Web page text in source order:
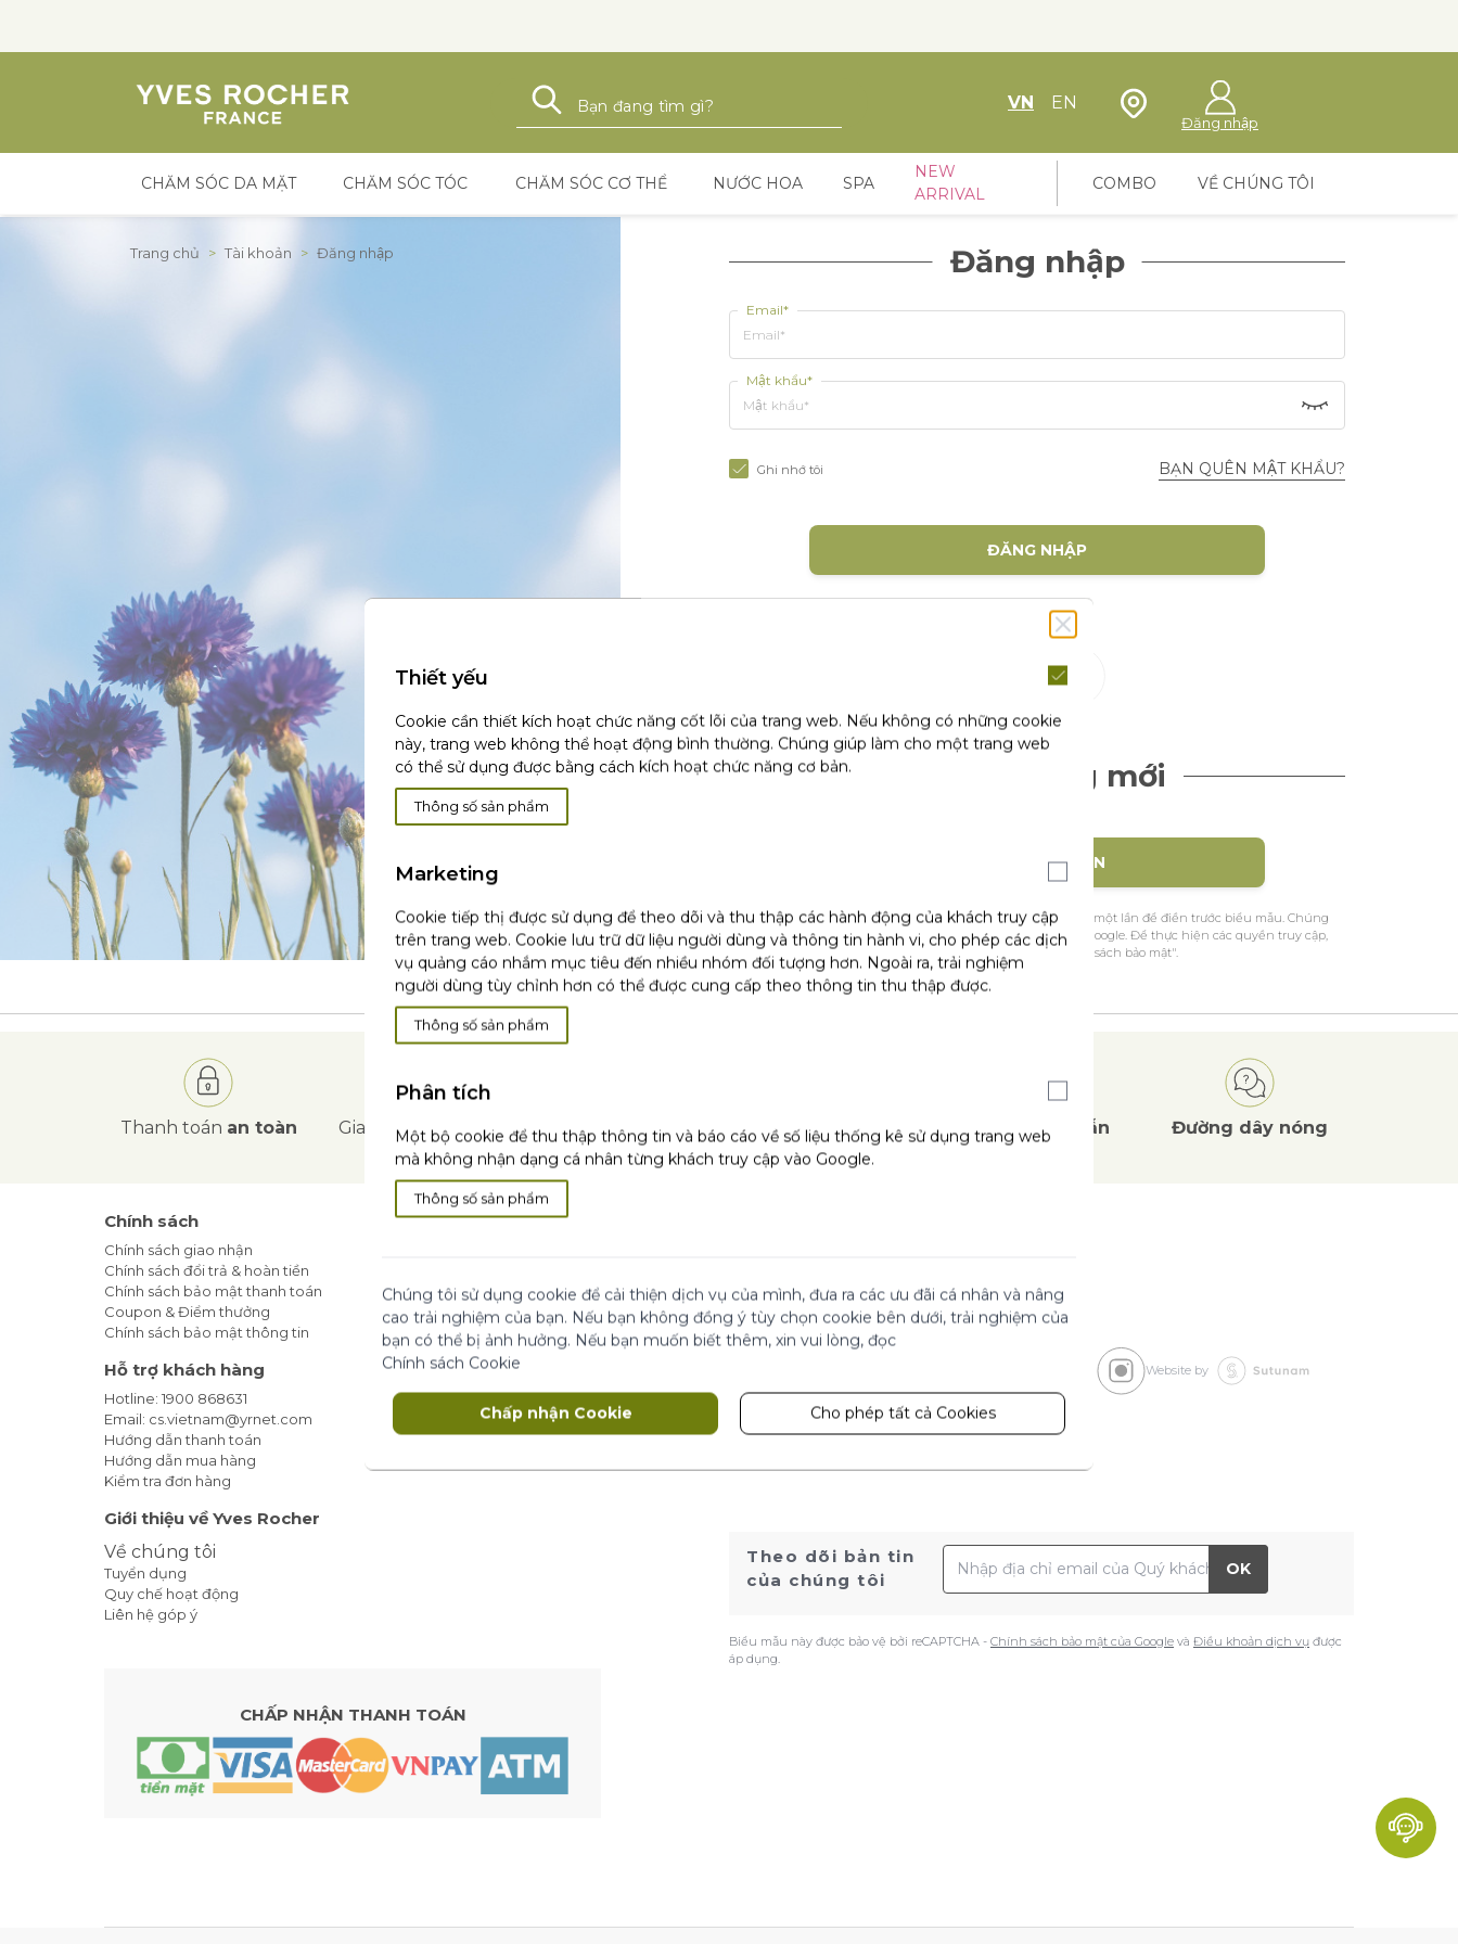
Tìm kiếm VN EN Định vị cửa hàng
Đăng nhập
CHĂM SÓC DA MẶT CHĂM SÓC TÓC CHĂM SÓC CƠ THỂ NƯỚC HOA SPA
NEW
ARRIVAL
COMBO VỀ CHÚNG TÔI
Trang chủ > Tài khoản > Đăng nhập Đăng nhập
Email*
Mật khẩu*
BẠN QUÊN MẬT KHẨU?
Ghi nhớ tôi
ĐĂNG NHẬP
Khách hàng mới
TẠO TÀI KHOẢN
(1) Chúng tôi chỉ sử dụng email hoặc dữ liệu nhận dạng của bạn một lần để điền trước biểu mẫu. Chúng
tôi không thu thập bất kỳ dữ liệu nào khác từ Facebook hoặc Google. Để thực hiện các quyền truy cập,
chỉnh sửa hoặc xóa của bạn, vui lòng tham khảo trang "Chính sách bảo mật".
Thanh toán an toàn Giao hàng tận nơi Hài lòng hoặchoàn
tiền
Thanh toán khinhận
hàng
Ưu đãihấp dẫn Đường dây nóng
Theo dõi bản tin
của chúng tôi
Địa chỉ Email
OK
Biểu mẫu này được bảo vệ bởi reCAPTCHA - Chính sách bảo mật của Google và Điều khoản dịch vụ được
áp dụng.
Chính sách
Chính sách giao nhận
Chính sách đổi trả & hoàn tiền
Chính sách bảo mật thanh toán
Coupon & Điểm thưởng
Chính sách bảo mật thông tin
Hỗ trợ khách hàng
Hotline: 1900 868631
Email: cs.vietnam@yrnet.com
Hướng dẫn thanh toán
Hướng dẫn mua hàng
Kiểm tra đơn hàng
Giới thiệu về Yves Rocher
Về chúng tôi
Tuyển dụng
Quy chế hoạt động
Liên hệ góp ý
Tin Tức
Địa Chỉ Cửa Hàng
Cam kết tái chế từ Yves Rocher
Đăng ký đối tác
CHẤP NHẬN THANH TOÁN
Website by
Thiết yếu
Cookie cần thiết kích hoạt chức năng cốt lõi của trang web. Nếu không có những cookie
này, trang web không thể hoạt động bình thường. Chúng giúp làm cho một trang web
có thể sử dụng được bằng cách kích hoạt chức năng cơ bản.
Thông số sản phẩm
Marketing
Cookie tiếp thị được sử dụng để theo dõi và thu thập các hành động của khách truy cập
trên trang web. Cookie lưu trữ dữ liệu người dùng và thông tin hành vi, cho phép các dịch
vụ quảng cáo nhắm mục tiêu đến nhiều nhóm đối tượng hơn. Ngoài ra, trải nghiệm
người dùng tùy chỉnh hơn có thể được cung cấp theo thông tin thu thập được.
Thông số sản phẩm
Phân tích
Một bộ cookie để thu thập thông tin và báo cáo về số liệu thống kê sử dụng trang web
mà không nhận dạng cá nhân từng khách truy cập vào Google.
Thông số sản phẩm
Chúng tôi sử dụng cookie để cải thiện dịch vụ của mình, đưa ra các ưu đãi cá nhân và nâng
cao trải nghiệm của bạn. Nếu bạn không đồng ý tùy chọn cookie bên dưới, trải nghiệm của
bạn có thể bị ảnh hưởng. Nếu bạn muốn biết thêm, xin vui lòng, đọc
Chính sách Cookie
Chấp nhận Cookie Cho phép tất cả Cookies